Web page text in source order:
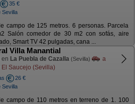
35 €
Sevilla
campo de 125 metros. 6 personas. Parcela
Salón comedor de 30 m2 con sofás, aire
Smart TV 42 pulgadas, cana ...
Villa Manantial
en La Puebla de Cazalla (Sevilla)
a
El Saucejo (Sevilla)
26 €
Sevilla
campo de 110 metros en terreno de 1. 100